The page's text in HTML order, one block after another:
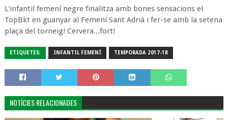
L'infantil femení negre finalitza amb bones sensacions el
TopBkt en guanyar al Femení Sant Adrià i fer-se amb la setena
plaça del torneig! Cervera...fort!
ETIQUETES: INFANTIL FEMENÍ TEMPORADA 2017-18
NOTÍCIES RELACIONADES